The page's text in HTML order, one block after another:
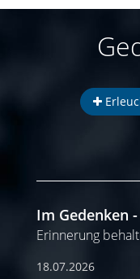
Im Gedenken
Erinnerung
18.07.2026